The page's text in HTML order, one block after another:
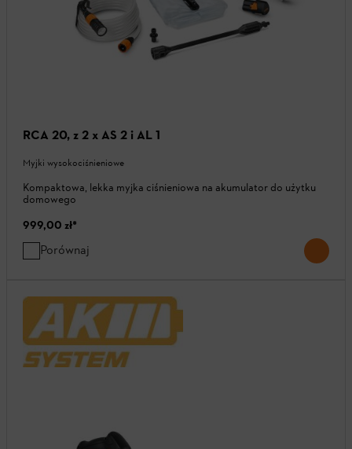
RCA 20, z 2 x AS 2 i AL 1
Myjki wysokociśnieniowe
Kompaktowa, lekka myjka ciśnieniowa na akumulator do użytku
domowego
999,00 zł*
Porównaj